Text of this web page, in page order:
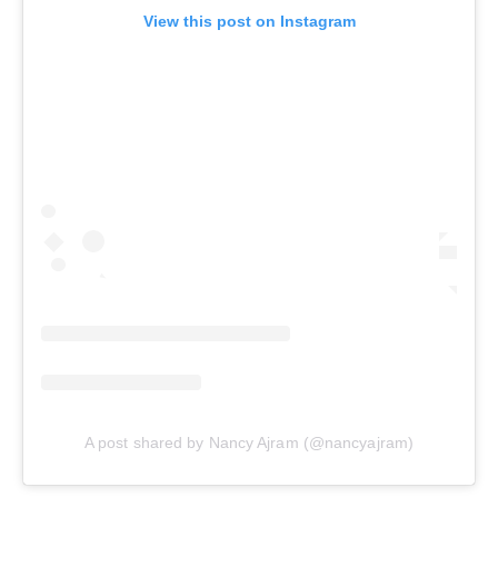
View this post on Instagram
A post shared by Nancy Ajram (@nancyajram)